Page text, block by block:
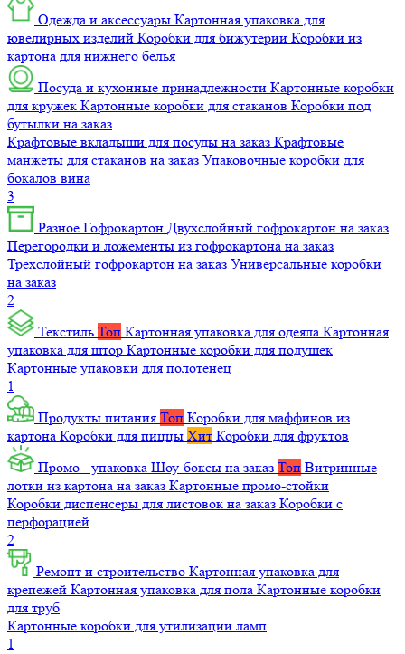
Одежда и аксессуары Картонная упаковка для
ювелирных изделий Коробки для бижутерии Коробки из
картона для нижнего белья
Посуда и кухонные принадлежности Картонные коробки
для кружек Картонные коробки для стаканов Коробки под
бутылки на заказ
Крафтовые вкладыши для посуды на заказ Крафтовые
манжеты для стаканов на заказ Упаковочные коробки для
бокалов вина
3
Разное Гофрокартон Двухслойный гофрокартон на заказ
Перегородки и ложементы из гофрокартона на заказ
Трехслойный гофрокартон на заказ Универсальные коробки
на заказ
2
Текстиль Топ Картонная упаковка для одеяла Картонная
упаковка для штор Картонные коробки для подушек
Картонные упаковки для полотенец
1
Продукты питания Топ Коробки для маффинов из
картона Коробки для пиццы Хит Коробки для фруктов
Промо - упаковка Шоу-боксы на заказ Топ Витринные
лотки из картона на заказ Картонные промо-стойки
Коробки диспенсеры для листовок на заказ Коробки с
перфорацией
2
Ремонт и строительство Картонная упаковка для
крепежей Картонная упаковка для пола Картонные коробки
для труб
Картонные коробки для утилизации ламп
1